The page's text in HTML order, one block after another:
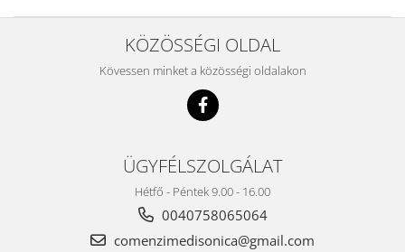
KÖZÖSSÉGI OLDAL
Kövessen minket a közösségi oldalakon
ÜGYFÉLSZOLGÁLAT
Hétfő - Péntek 9.00 - 16.00
0040758065064
comenzimedisonica@gmail.com